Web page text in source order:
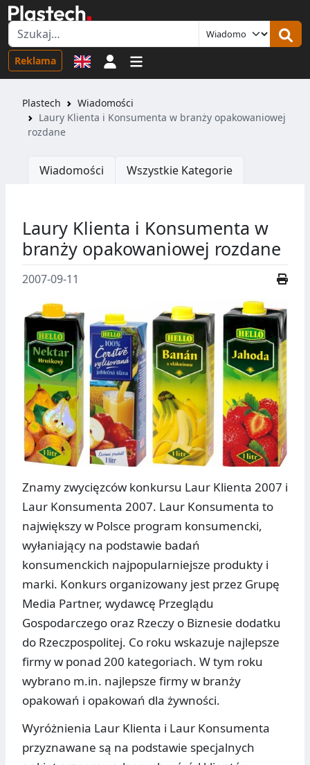
Reklama Logowanie
Plastech
Wiadomości
Laury Klienta i Konsumenta w branży opakowaniowej
rozdane
Wiadomości Wszystkie Kategorie
Laury Klienta i Konsumenta w
branży opakowaniowej rozdane
2007-09-11
Znamy zwycięzców konkursu Laur Klienta 2007 i
Laur Konsumenta 2007. Laur Konsumenta to
największy w Polsce program konsumencki,
wyłaniający na podstawie badań
konsumenckich najpopularniejsze produkty i
marki. Konkurs organizowany jest przez Grupę
Media Partner, wydawcę Przeglądu
Gospodarczego oraz Rzeczy o Biznesie dodatku
do Rzeczpospolitej. Co roku wskazuje najlepsze
firmy w ponad 200 kategoriach. W tym roku
wybrano m.in. najlepsze firmy w branży
opakowań i opakowań dla żywności.
Wyróżnienia Laur Klienta i Laur Konsumenta
przyznawane są na podstawie specjalnych